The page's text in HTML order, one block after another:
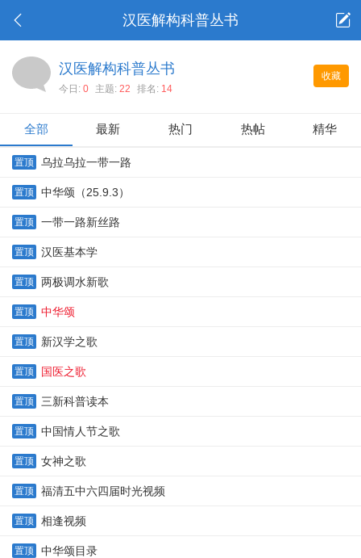
汉医解构科普丛书
收藏
汉医解构科普丛书
今日: 0 主题: 22 排名: 14
全部 最新 热门 热帖 精华
置顶 乌拉乌拉一带一路
置顶 中华颂（25.9.3）
置顶 一带一路新丝路
置顶 汉医基本学
置顶 两极调水新歌
置顶 中华颂
置顶 新汉学之歌
置顶 国医之歌
置顶 三新科普读本
置顶 中国情人节之歌
置顶 女神之歌
置顶 福清五中六四届时光视频
置顶 相逢视频
置顶 中华颂目录